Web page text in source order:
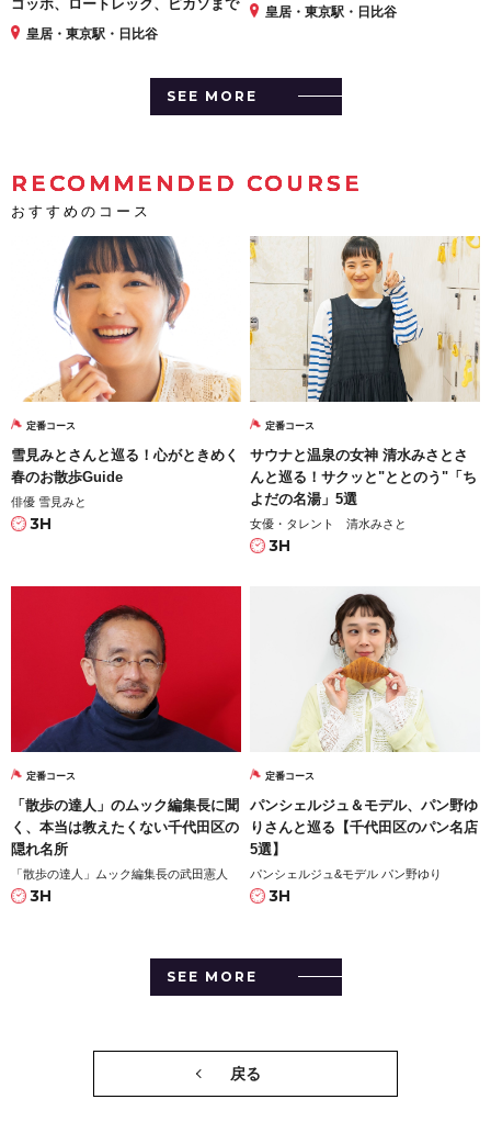
ゴッホ、ロートレック、ピカソまで
皇居・東京駅・日比谷
皇居・東京駅・日比谷
SEE MORE
RECOMMENDED COURSE
おすすめのコース
定番コース
雪見みとさんと巡る！心がときめく
春のお散歩Guide
俳優 雪見みと
3H
定番コース
サウナと温泉の女神 清水みさとさ
んと巡る！サクッと"ととのう"「ち
よだの名湯」5選
女優・タレント 清水みさと
3H
定番コース
「散歩の達人」のムック編集長に聞
く、本当は教えたくない千代田区の
隠れ名所
「散歩の達人」ムック編集長の武田憲人
3H
定番コース
パンシェルジュ＆モデル、パン野ゆ
りさんと巡る【千代田区のパン名店
5選】
パンシェルジュ&モデル パン野ゆり
3H
SEE MORE
戻る